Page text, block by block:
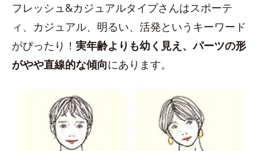
フレッシュ&カジュアルタイプさんはスポーテ
ィ、カジュアル、明るい、活発というキーワード
がぴったり！ 実年齢よりも幼く見え、パーツの形
がやや直線的な傾向にあります。